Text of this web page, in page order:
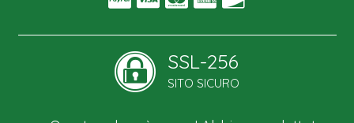
SSL-256
SITO SICURO